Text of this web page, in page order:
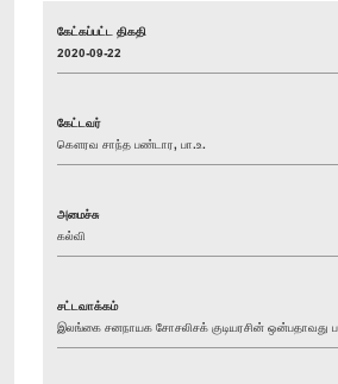
கேட்கப்பட்ட திகதி
2020-09-22
கேட்டவர்
கௌரவ சாந்த பண்டார, பா.உ.
அமைச்சு
கல்வி
சட்டவாக்கம்
இலங்கை சனநாயக சோசலிசக் குடியரசின் ஒன்பதாவது